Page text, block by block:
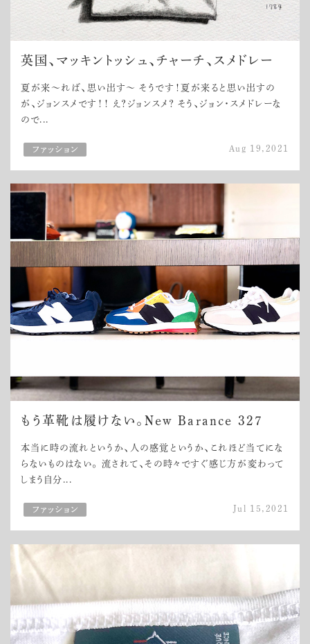
英国、マッキントッシュ、チャーチ、スメドレー
夏が来～れば、思い出す～ そうです！夏が来ると思い出すの
が、ジョンスメです！！ え？ジョンスメ？ そう、ジョン・スメドレーな
ので...
Aug 19,2021
もう革靴は履けない。New Barance 327
本当に時の流れというか、人の感覚というか、これほど当てにな
らないものはない。 流されて、その時々ですぐ感じ方が変わって
しまう自分...
Jul 15,2021